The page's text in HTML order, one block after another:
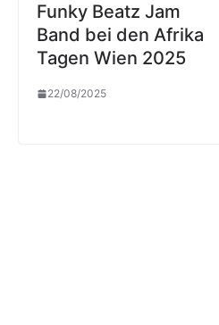
Funky Beatz Jam
Band bei den Afrika
Tagen Wien 2025
22/08/2025